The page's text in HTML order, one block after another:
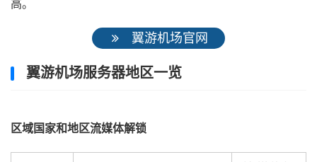
高。
翼游机场官网
翼游机场服务器地区一览
区域国家和地区流媒体解锁